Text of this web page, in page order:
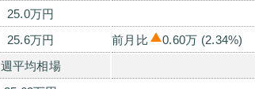
25.0万円
25.6万円 前月比
0.60万 (2.34%)
週平均相場